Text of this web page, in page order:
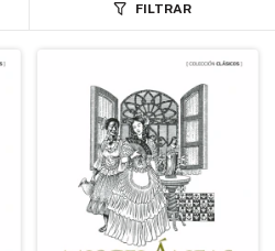
FILTRAR